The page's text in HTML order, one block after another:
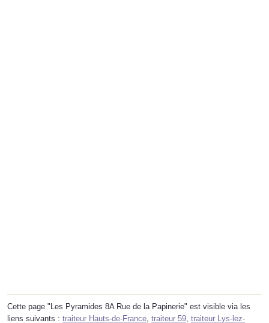
Cette page "Les Pyramides 8A Rue de la Papinerie" est visible via les
liens suivants : traiteur Hauts-de-France, traiteur 59, traiteur Lys-lez-